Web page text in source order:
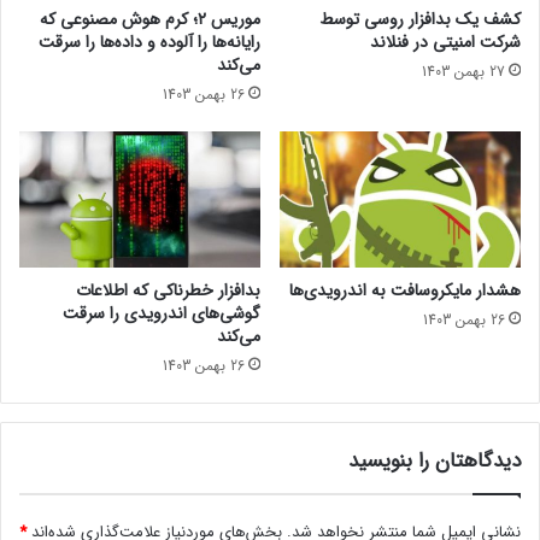
ج
ع
ل
م
ر
گ
ر
ه
ا
ر
ک
ت
ا
ن
ت
ی
د
ر
ف
ن
د
کشف یک بدافزار روسی توسط
شرکت امنیتی در فنلاند
27 بهمن 1403
موریس ۲؛ کرم هوش مصنوعی که
رایانه‌ها را آلوده و داده‌ها را سرقت
می‌کند
26 بهمن 1403
هشدار مایکروسافت به اندرویدی‌ها
26 بهمن 1403
بدافزار خطرناکی که اطلاعات
گوشی‌های اندرویدی را سرقت
می‌کند
26 بهمن 1403
دیدگاهتان را بنویسید
نشانی ایمیل شما منتشر نخواهد شد. بخش‌های موردنیاز علامت‌گذاری شده‌اند*